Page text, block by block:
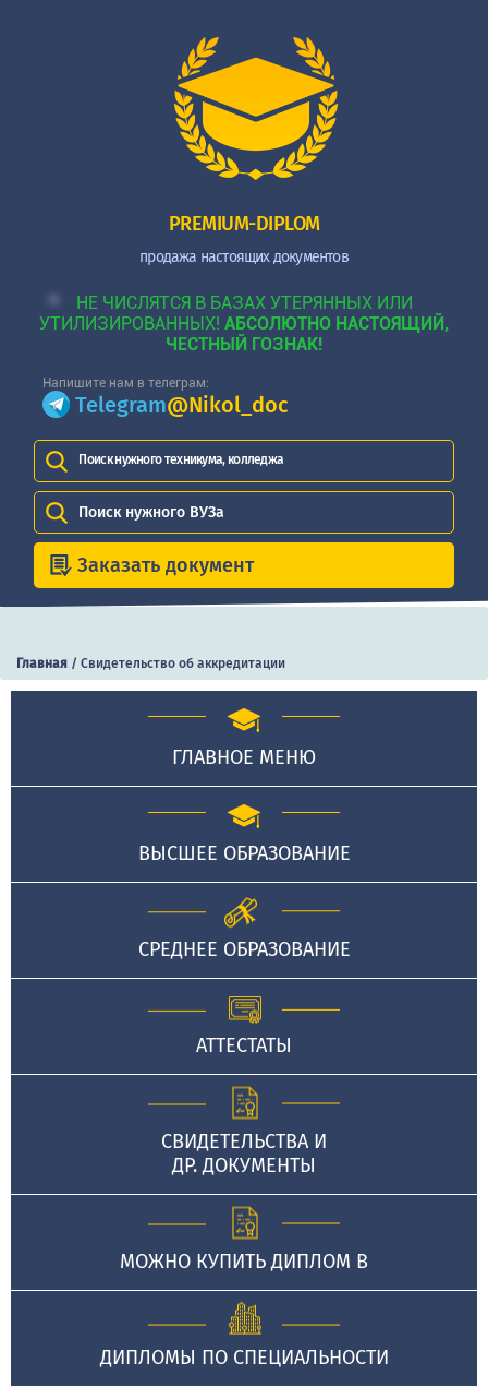
PREMIUM-DIPLOM
продажа настоящих документов
НЕ ЧИСЛЯТСЯ В БАЗАХ УТЕРЯННЫХ ИЛИ
УТИЛИЗИРОВАННЫХ! АБСОЛЮТНО НАСТОЯЩИЙ,
ЧЕСТНЫЙ ГОЗНАК!
Напишите нам в телеграм:
Telegram@Nikol_doc
Поиск нужного техникума, колледжа
Поиск нужного ВУЗа
Заказать документ
Главная / Свидетельство об аккредитации
ГЛАВНОЕ МЕНЮ
ВЫСШЕЕ ОБРАЗОВАНИЕ
СРЕДНЕЕ ОБРАЗОВАНИЕ
АТТЕСТАТЫ
СВИДЕТЕЛЬСТВА И
ДР. ДОКУМЕНТЫ
МОЖНО КУПИТЬ ДИПЛОМ В
ДИПЛОМЫ ПО СПЕЦИАЛЬНОСТИ